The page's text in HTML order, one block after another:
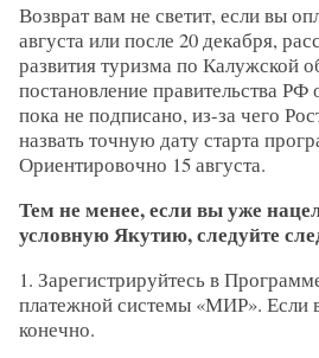
Возврат вам не светит, если вы
августа или после 20 декабря,
развития туризма по Калужской
постановление правительства
пока не подписано, из-за чего
назвать точную дату старта
Ориентировочно 15 августа.
Тем не менее, если вы уже
условную Якутию, следуйте
1. Зарегистрируйтесь в
платежной системы «МИР». Если
конечно.